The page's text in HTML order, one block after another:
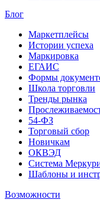
Блог
Маркетплейсы
Истории успеха
Маркировка
ЕГАИС
Формы
Школа торговли
Тренды рынка
54-ФЗ
Торговый сбор
Новичкам
ОКВЭД
Система
Шаблоны и
Возможности